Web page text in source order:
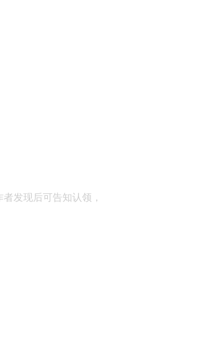
发现后可告知认领，